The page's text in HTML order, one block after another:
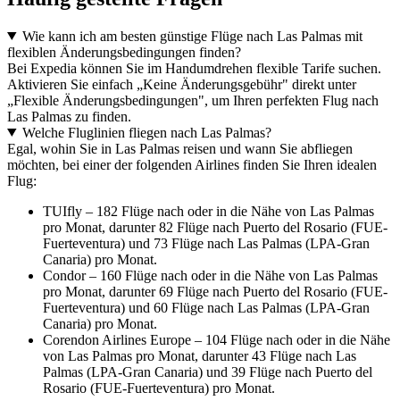
Wie kann ich am besten günstige Flüge nach Las Palmas mit
flexiblen Änderungsbedingungen finden?
Bei Expedia können Sie im Handumdrehen flexible Tarife suchen.
Aktivieren Sie einfach „Keine Änderungsgebühr" direkt unter
„Flexible Änderungsbedingungen", um Ihren perfekten Flug nach
Las Palmas zu finden.
Welche Fluglinien fliegen nach Las Palmas?
Egal, wohin Sie in Las Palmas reisen und wann Sie abfliegen
möchten, bei einer der folgenden Airlines finden Sie Ihren idealen
Flug:
TUIfly – 182 Flüge nach oder in die Nähe von Las Palmas
pro Monat, darunter 82 Flüge nach Puerto del Rosario (FUE-
Fuerteventura) und 73 Flüge nach Las Palmas (LPA-Gran
Canaria) pro Monat.
Condor – 160 Flüge nach oder in die Nähe von Las Palmas
pro Monat, darunter 69 Flüge nach Puerto del Rosario (FUE-
Fuerteventura) und 60 Flüge nach Las Palmas (LPA-Gran
Canaria) pro Monat.
Corendon Airlines Europe – 104 Flüge nach oder in die Nähe
von Las Palmas pro Monat, darunter 43 Flüge nach Las
Palmas (LPA-Gran Canaria) und 39 Flüge nach Puerto del
Rosario (FUE-Fuerteventura) pro Monat.